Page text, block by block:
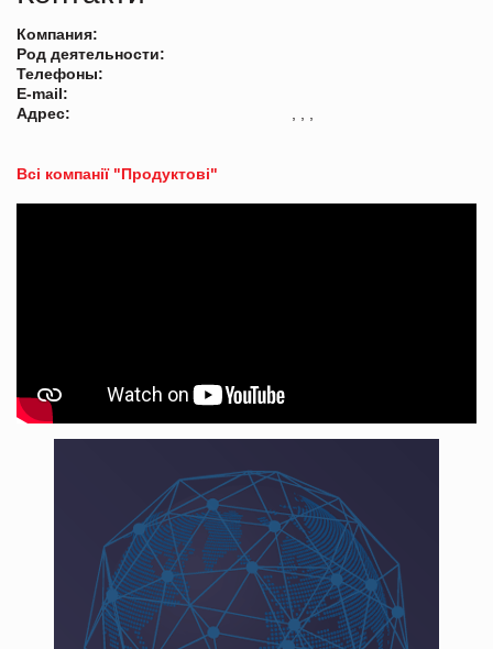
Компания:
Род деятельности:
Телефоны:
E-mail:
Адрес:
Всі компанії "Продуктові"